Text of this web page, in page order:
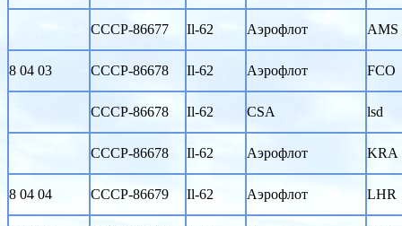
CCCP-86677 Il-62 Аэрофлот AMS
8 04 03 CCCP-86678 Il-62 Аэрофлот FCO
CCCP-86678 Il-62 CSA lsd
CCCP-86678 Il-62 Аэрофлот KRA
8 04 04 CCCP-86679 Il-62 Аэрофлот LHR